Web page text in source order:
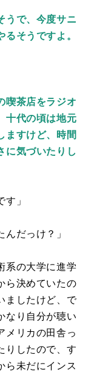
で、今度サニ
そうですよ。
茶店をラジオ
十代の頃は地元
ますけど、時間
に気づいたりし
」
だっけ？」
系の大学に進学
ら決めていたの
ましたけど、で
なり自分が聴い
メリカの田舎っ
りしたので、す
ら未だにインス